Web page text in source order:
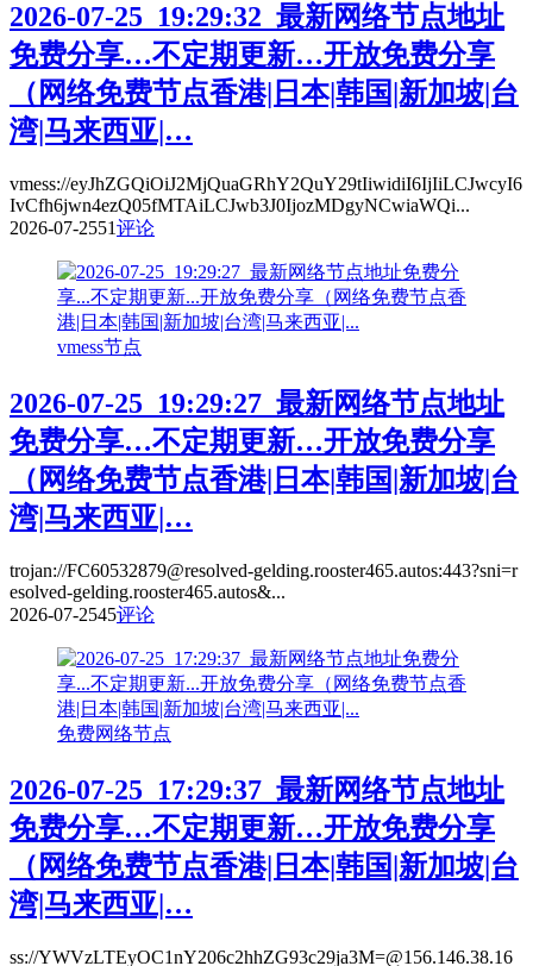
2026-07-25_19:29:32_最新网络节点地址
免费分享…不定期更新…开放免费分享
（网络免费节点香港|日本|韩国|新加坡|台
湾|马来西亚|…
vmess://eyJhZGQiOiJ2MjQuaGRhY2QuY29tIiwidiI6IjIiLCJwcyI6
IvCfh6jwn4ezQ05fMTAiLCJwb3J0IjozMDgyNCwiaWQi...
2026-07-2551评论
vmess节点
2026-07-25_19:29:27_最新网络节点地址
免费分享…不定期更新…开放免费分享
（网络免费节点香港|日本|韩国|新加坡|台
湾|马来西亚|…
trojan://FC60532879@resolved-gelding.rooster465.autos:443?sni=r
esolved-gelding.rooster465.autos&...
2026-07-2545评论
免费网络节点
2026-07-25_17:29:37_最新网络节点地址
免费分享…不定期更新…开放免费分享
（网络免费节点香港|日本|韩国|新加坡|台
湾|马来西亚|…
ss://YWVzLTEyOC1nY206c2hhZG93c29ja3M=@156.146.38.16